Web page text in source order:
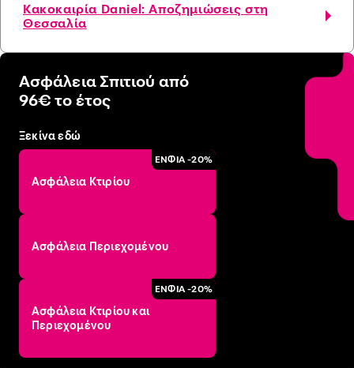
Κακοκαιρία Daniel: Αποζημιώσεις στη
Θεσσαλία
Ασφάλεια Σπιτιού από
96€ το έτος
Ξεκίνα εδώ
ΕΝΦΙΑ -20%
Ασφάλεια Κτιρίου
Ασφάλεια Περιεχομένου
ΕΝΦΙΑ -20%
Ασφάλεια Κτιρίου και
Περιεχομένου